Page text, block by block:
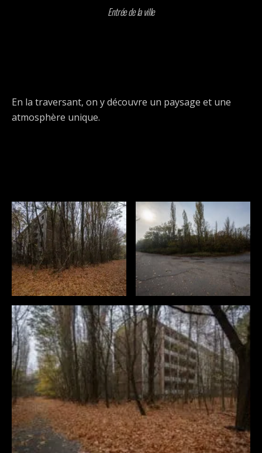
Entrée de la ville
En la traversant, on y découvre un paysage et une
atmosphère unique.